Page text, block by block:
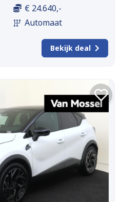
€ 24.640,-
Automaat
Bekijk deal